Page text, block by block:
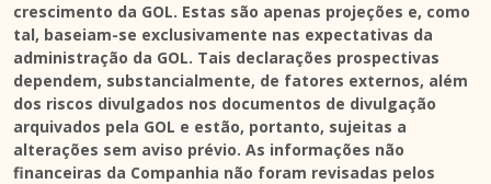
crescimento da GOL. Estas são apenas projeções e, como
tal, baseiam-se exclusivamente nas expectativas da
administração da GOL. Tais declarações prospectivas
dependem, substancialmente, de fatores externos, além
dos riscos divulgados nos documentos de divulgação
arquivados pela GOL e estão, portanto, sujeitas a
alterações sem aviso prévio. As informações não
financeiras da Companhia não foram revisadas pelos